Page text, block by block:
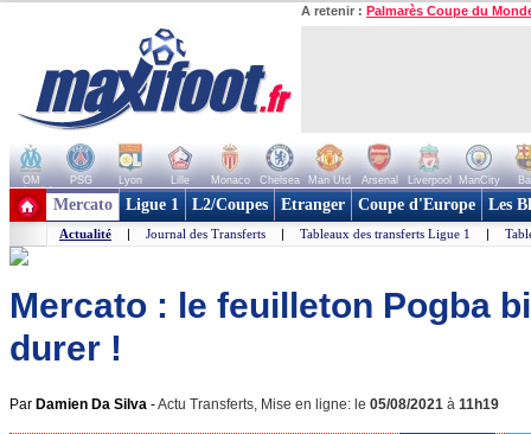
A retenir : Palmarès Coupe du
OM PSG Lyon Lille Monaco Chelsea Man Utd Arsenal Liverpool ManCity
+ de clubs
Mercato Ligue 1 L2/Coupes Etranger Coupe d'Europe Les
Actualité | Journal des Transferts | Tableaux des transferts Ligue 1 |
Mercato : le feuilleton Pogba
durer !
Par Damien Da Silva -Actu Transferts, Mise en ligne: le 05/08/2021 à 11h19